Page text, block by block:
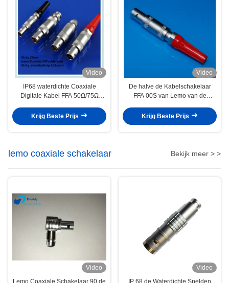
Video
IP68 waterdichte Coaxiale
Digitale Kabel FFA 50Ω/75Ω
Krijg Beste Prijs
Video
De halve de Kabelschakelaar
FFA 00S van Lemo van de
plateerde Huisvesting
Krijg Beste Prijs
lemo coaxiale schakelaar Bekijk meer > >
Video
Lemo Coaxiale Schakelaar 90 de
Video
IP 68 de Waterdichte Spelden